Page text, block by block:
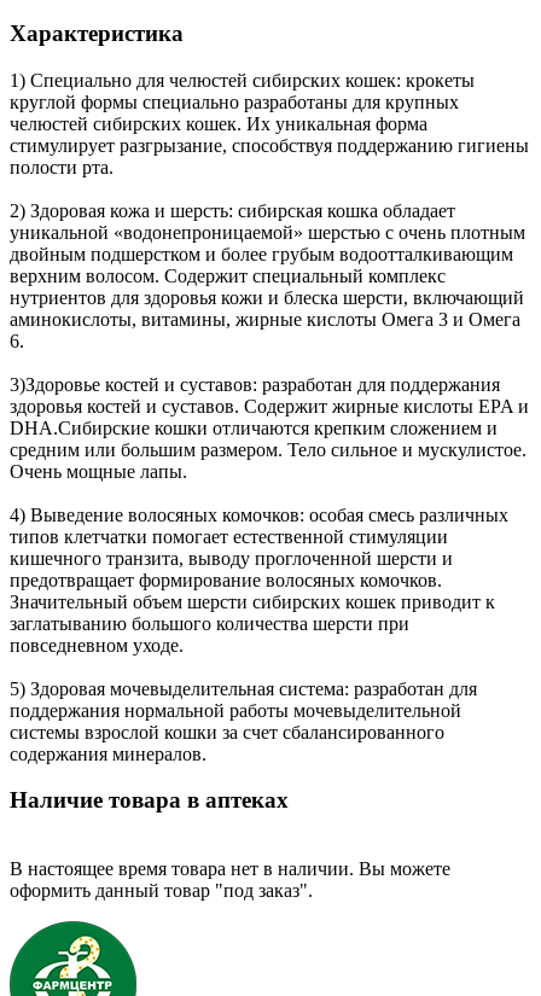
Характеристика
1) Специально для челюстей сибирских кошек: крокеты
круглой формы специально разработаны для крупных
челюстей сибирских кошек. Их уникальная форма
стимулирует разгрызание, способствуя поддержанию гигиены
полости рта.
2) Здоровая кожа и шерсть: сибирская кошка обладает
уникальной «водонепроницаемой» шерстью с очень плотным
двойным подшерстком и более грубым водоотталкивающим
верхним волосом. Содержит специальный комплекс
нутриентов для здоровья кожи и блеска шерсти, включающий
аминокислоты, витамины, жирные кислоты Омега 3 и Омега
6.
3)Здоровье костей и суставов: разработан для поддержания
здоровья костей и суставов. Содержит жирные кислоты EPA и
DHA.Сибирские кошки отличаются крепким сложением и
средним или большим размером. Тело сильное и мускулистое.
Очень мощные лапы.
4) Выведение волосяных комочков: особая смесь различных
типов клетчатки помогает естественной стимуляции
кишечного транзита, выводу проглоченной шерсти и
предотвращает формирование волосяных комочков.
Значительный объем шерсти сибирских кошек приводит к
заглатыванию большого количества шерсти при
повседневном уходе.
5) Здоровая мочевыделительная система: разработан для
поддержания нормальной работы мочевыделительной
системы взрослой кошки за счет сбалансированного
содержания минералов.
Наличие товара в аптеках
В настоящее время товара нет в наличии. Вы можете
оформить данный товар "под заказ".